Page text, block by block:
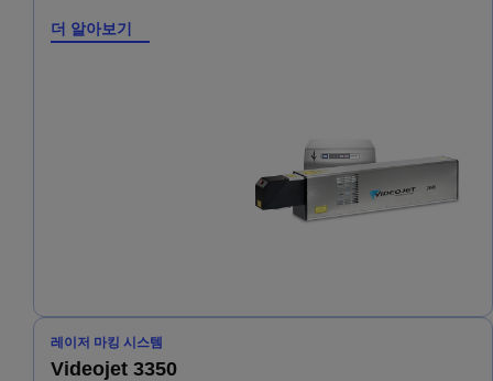
더 알아보기
레이저 마킹 시스템
Videojet 3350